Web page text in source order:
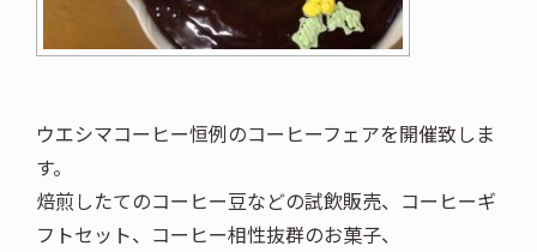
ウエシマコーヒー恒例のコーヒーフェアを開催致しま
す。
焙煎したてのコーヒー豆などの試飲販売、コーヒーギ
フトセット、コーヒー相性抜群のお菓子、